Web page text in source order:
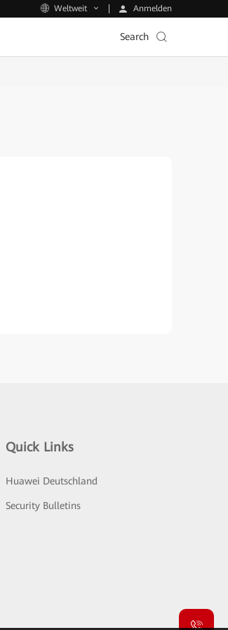
Weltweit Anmelden
Search
Quick Links
Huawei Deutschland
Security Bulletins